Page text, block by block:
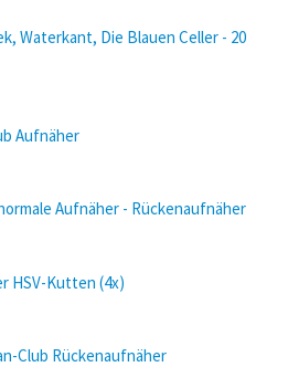
Waterkant, Die Blauen Celler - 20
Aufnäher
Aufnäher - Rückenaufnäher
HSV-Kutten (4x)
Club Rückenaufnäher